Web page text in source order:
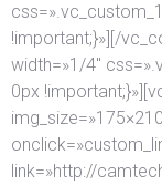
!important;}»][/
width=»1/4″
0px
link=»http://